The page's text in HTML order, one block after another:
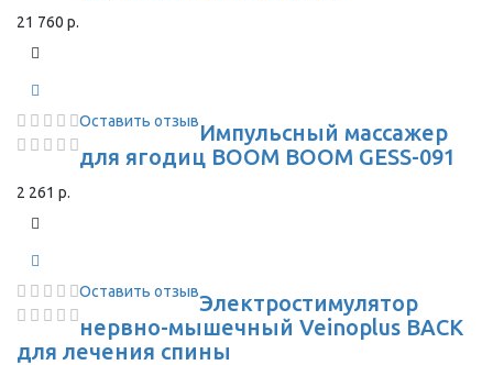
21 760 р.
Оставить отзывИмпульсный массажер
для ягодиц BOOM BOOM GESS-091
2 261 р.
Оставить отзывЭлектростимулятор
нервно-мышечный Veinoplus BACK
для лечения спины